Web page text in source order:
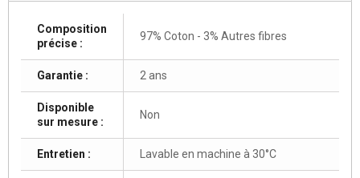
Composition
précise :
97% Coton - 3% Autres fibres
Garantie : 2 ans
Disponible
sur mesure :
Non
Entretien : Lavable en machine à 30°C